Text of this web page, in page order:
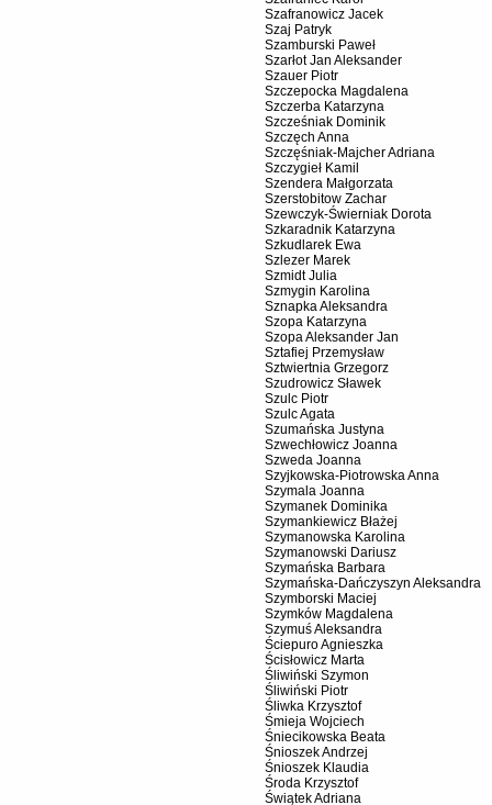
Szafranowicz Jacek
Szaj Patryk
Szamburski Paweł
Szarłot Jan Aleksander
Szauer Piotr
Szczepocka Magdalena
Szczerba Katarzyna
Szcześniak Dominik
Szczęch Anna
Szczęśniak-Majcher Adriana
Szczygieł Kamil
Szendera Małgorzata
Szerstobitow Zachar
Szewczyk-Świerniak Dorota
Szkaradnik Katarzyna
Szkudlarek Ewa
Szlezer Marek
Szmidt Julia
Szmygin Karolina
Sznapka Aleksandra
Szopa Katarzyna
Szopa Aleksander Jan
Sztafiej Przemysław
Sztwiertnia Grzegorz
Szudrowicz Sławek
Szulc Piotr
Szulc Agata
Szumańska Justyna
Szwechłowicz Joanna
Szweda Joanna
Szyjkowska-Piotrowska Anna
Szymala Joanna
Szymanek Dominika
Szymankiewicz Błażej
Szymanowska Karolina
Szymanowski Dariusz
Szymańska Barbara
Szymańska-Dańczyszyn Aleksandra
Szymborski Maciej
Szymków Magdalena
Szymuś Aleksandra
Ściepuro Agnieszka
Ścisłowicz Marta
Śliwiński Szymon
Śliwiński Piotr
Śliwka Krzysztof
Śmieja Wojciech
Śniecikowska Beata
Śnioszek Andrzej
Śnioszek Klaudia
Środa Krzysztof
Świątek Adriana